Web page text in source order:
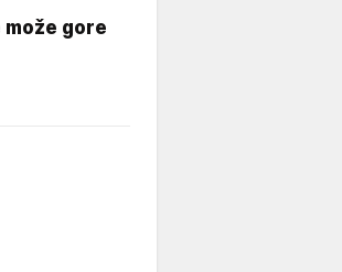
može gore